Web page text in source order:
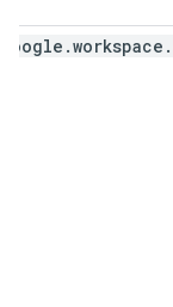
google .workspace .